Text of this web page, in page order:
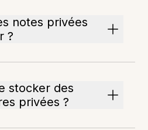
notes privées
?
stocker des
privées ?